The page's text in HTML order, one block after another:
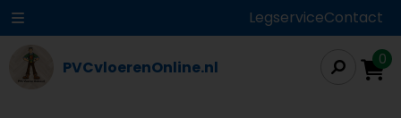
LegserviceContact
PVCvloerenOnline.nl 0